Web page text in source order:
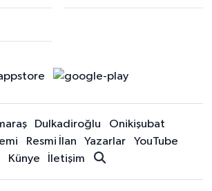
Dulkadiroğlu
Onikişubat
Resmi İlan Yazarlar
YouTube
Künye
İletişim